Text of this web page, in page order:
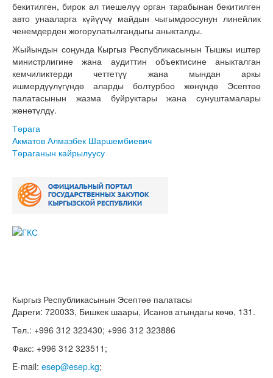
бекитилген, бирок ал тиешелүү орган тарабынан бекитилген
авто унааларга күйүүчү майдын чыгымдоосунун линейлик
ченемдерден жогорулатылгандыгы аныкталды.
Жыйындын соңунда Кыргыз Республикасынын Тышкы иштер
министрлигине жана аудиттин объектисине аныкталган
кемчиликтерди четтетүү жана мындан аркы
ишмердүүлүгүндө аларды болтурбоо жөнүндө Эсептөө
палатасынын жазма буйруктары жана сунуштамалары
жөнөтүлдү.
Төрага
Акматов Алмазбек Шаршембиевич
Төраганын кайрылуусу
Кыргыз Республикасынын Эсептөө палатасы
Дареги: 720033, Бишкек шаары, Исанов атындагы көчө, 131.
Тел.: +996 312 323430; +996 312 323886
Факс: +996 312 323511;
E-mail: esep@esep.kg;